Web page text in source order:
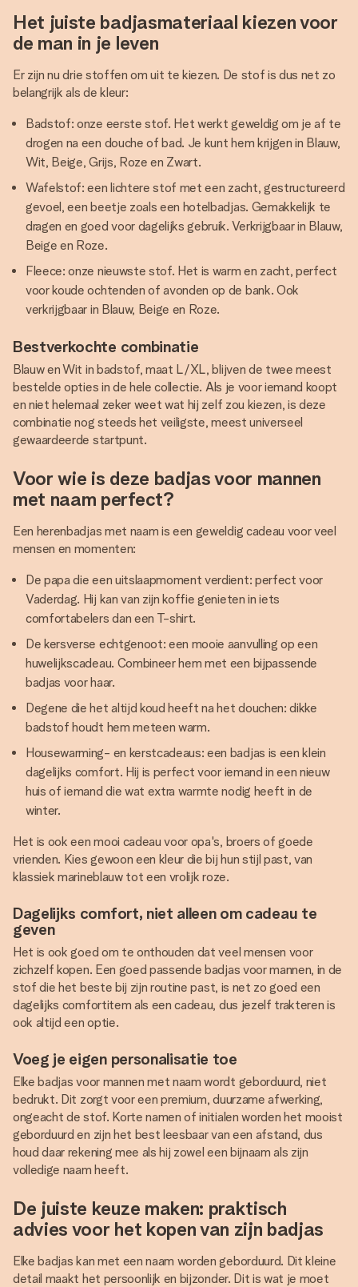
Het juiste badjasmateriaal kiezen voor
de man in je leven
Er zijn nu drie stoffen om uit te kiezen. De stof is dus net zo
belangrijk als de kleur:
Badstof: onze eerste stof. Het werkt geweldig om je af te
drogen na een douche of bad. Je kunt hem krijgen in Blauw,
Wit, Beige, Grijs, Roze en Zwart.
Wafelstof: een lichtere stof met een zacht, gestructureerd
gevoel, een beetje zoals een hotelbadjas. Gemakkelijk te
dragen en goed voor dagelijks gebruik. Verkrijgbaar in Blauw,
Beige en Roze.
Fleece: onze nieuwste stof. Het is warm en zacht, perfect
voor koude ochtenden of avonden op de bank. Ook
verkrijgbaar in Blauw, Beige en Roze.
Bestverkochte combinatie
Blauw en Wit in badstof, maat L/XL, blijven de twee meest
bestelde opties in de hele collectie. Als je voor iemand koopt
en niet helemaal zeker weet wat hij zelf zou kiezen, is deze
combinatie nog steeds het veiligste, meest universeel
gewaardeerde startpunt.
Voor wie is deze badjas voor mannen
met naam perfect?
Een herenbadjas met naam is een geweldig cadeau voor veel
mensen en momenten:
De papa die een uitslaapmoment verdient: perfect voor
Vaderdag. Hij kan van zijn koffie genieten in iets
comfortabelers dan een T-shirt.
De kersverse echtgenoot: een mooie aanvulling op een
huwelijkscadeau. Combineer hem met een bijpassende
badjas voor haar.
Degene die het altijd koud heeft na het douchen: dikke
badstof houdt hem meteen warm.
Housewarming- en kerstcadeaus: een badjas is een klein
dagelijks comfort. Hij is perfect voor iemand in een nieuw
huis of iemand die wat extra warmte nodig heeft in de
winter.
Het is ook een mooi cadeau voor opa's, broers of goede
vrienden. Kies gewoon een kleur die bij hun stijl past, van
klassiek marineblauw tot een vrolijk roze.
Dagelijks comfort, niet alleen om cadeau te
geven
Het is ook goed om te onthouden dat veel mensen voor
zichzelf kopen. Een goed passende badjas voor mannen, in de
stof die het beste bij zijn routine past, is net zo goed een
dagelijks comfortitem als een cadeau, dus jezelf trakteren is
ook altijd een optie.
Voeg je eigen personalisatie toe
Elke badjas voor mannen met naam wordt geborduurd, niet
bedrukt. Dit zorgt voor een premium, duurzame afwerking,
ongeacht de stof. Korte namen of initialen worden het mooist
geborduurd en zijn het best leesbaar van een afstand, dus
houd daar rekening mee als hij zowel een bijnaam als zijn
volledige naam heeft.
De juiste keuze maken: praktisch
advies voor het kopen van zijn badjas
Elke badjas kan met een naam worden geborduurd. Dit kleine
detail maakt het persoonlijk en bijzonder. Dit is wat je moet